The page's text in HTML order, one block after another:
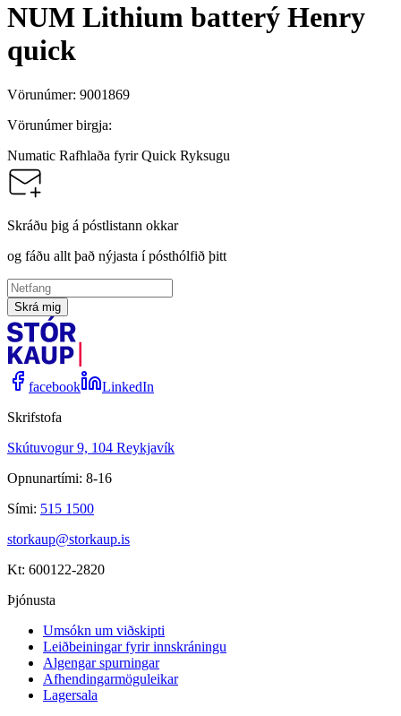
NUM Lithium batterý Henry
quick
Vörunúmer: 9001869
Vörunúmer birgja:
Numatic Rafhlaða fyrir Quick Ryksugu
Skráðu þig á póstlistann okkar
og fáðu allt það nýjasta í pósthólfið þitt
Skrá mig
facebook
LinkedIn
Skrifstofa
Skútuvogur 9, 104 Reykjavík
Opnunartími: 8-16
Sími: 515 1500
storkaup@storkaup.is
Kt: 600122-2820
Þjónusta
Umsókn um viðskipti
Leiðbeiningar fyrir innskráningu
Algengar spurningar
Afhendingarmöguleikar
Lagersala